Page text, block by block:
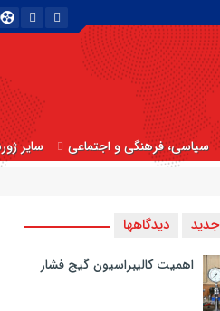
سیاسی، فرهنگی و اجتماعی سایر
جدید دیدگاهها
اهمیت کالیبراسیون گیج فشار